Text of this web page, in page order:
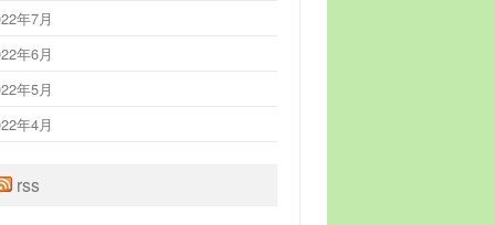
年7月
年6月
年5月
年4月
rss